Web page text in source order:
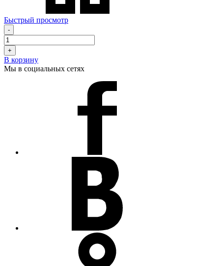
Быстрый просмотр
-
+
В корзину
Мы в социальных сетях